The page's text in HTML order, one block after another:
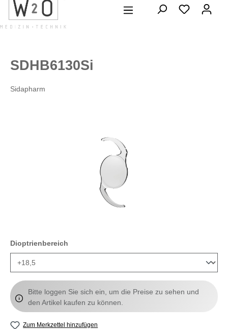
springen
SDHB6130Si
Sidapharm
Dioptrienbereich
Bitte loggen Sie sich ein, um die Preise zu sehen und
den Artikel kaufen zu können.
Zum Merkzettel hinzufügen